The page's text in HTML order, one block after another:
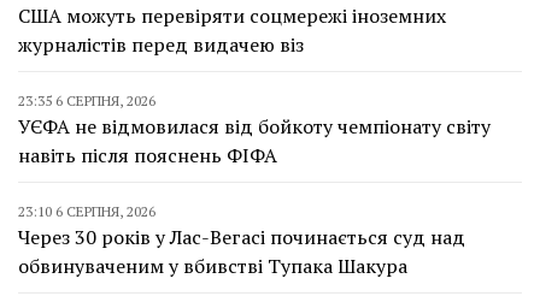
США можуть перевіряти соцмережі іноземних
журналістів перед видачею віз
23:35 6 СЕРПНЯ, 2026
УЄФА не відмовилася від бойкоту чемпіонату світу
навіть після пояснень ФІФА
23:10 6 СЕРПНЯ, 2026
Через 30 років у Лас-Вегасі починається суд над
обвинуваченим у вбивстві Тупака Шакура